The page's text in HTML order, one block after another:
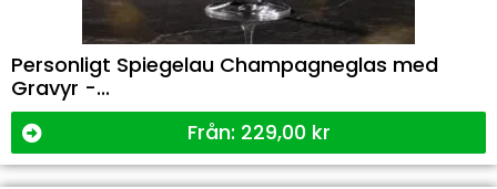
Personligt Spiegelau Champagneglas med
Gravyr -...
Från: 229,00 kr